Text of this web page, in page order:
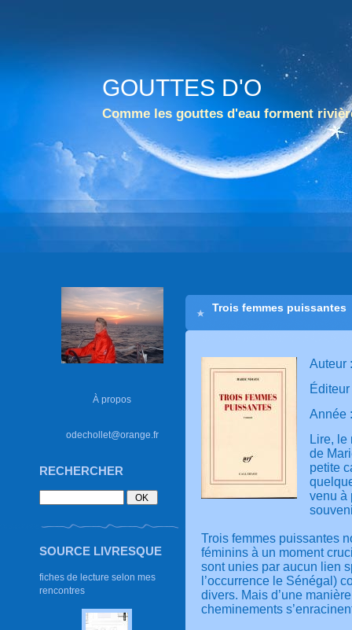
GOUTTES D'O
Comme les gouttes d'eau forment
À propos
odechollet@orange.fr
RECHERCHER
SOURCE LIVRESQUE
fiches de lecture selon mes
rencontres
Trois femmes puissantes
Auteur
Année
Lire,
de
petite
venu à
Trois femmes puissantes
féminins à un moment
sont unies par aucun lien
l’occurrence le Sénégal)
divers. Mais d’une
cheminements